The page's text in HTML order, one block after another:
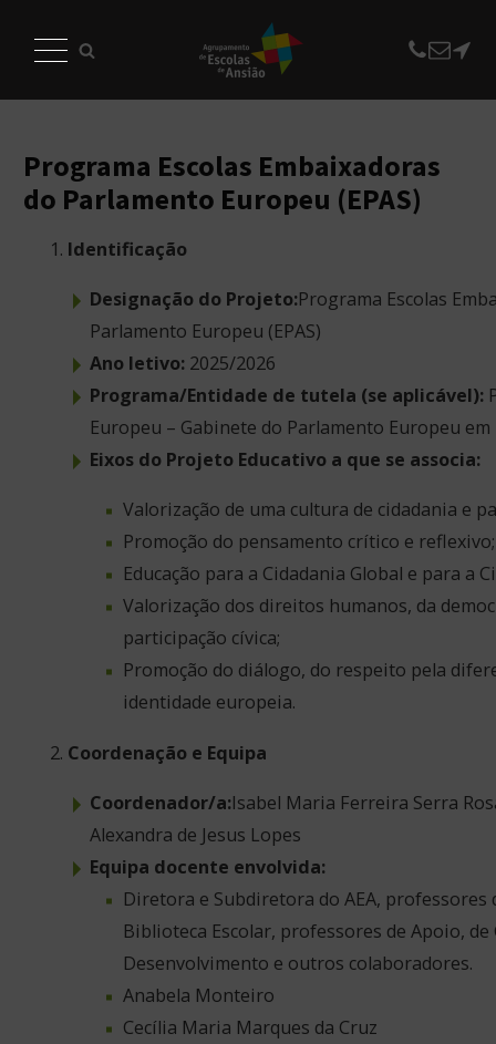
Programa Escolas Embaixadoras
do Parlamento Europeu (EPAS)
Identificação
Designação do Projeto:Programa Escolas
Parlamento Europeu (EPAS)
Ano letivo: 2025/2026
Programa/Entidade de tutela (se aplicável):
Europeu – Gabinete do Parlamento Europeu
Eixos do Projeto Educativo a que se associa:
Valorização de uma cultura de cidadania e
Promoção do pensamento crítico e reflexivo;
Educação para a Cidadania Global e para a
Valorização dos direitos humanos, da
participação cívica;
Promoção do diálogo, do respeito pela
identidade europeia.
Coordenação e Equipa
Coordenador/a:Isabel Maria Ferreira Serra
Alexandra de Jesus Lopes
Equipa docente envolvida:
Diretora e Subdiretora do AEA, professores
Biblioteca Escolar, professores de Apoio, de
Desenvolvimento e outros colaboradores.
Anabela Monteiro
Cecília Maria Marques da Cruz